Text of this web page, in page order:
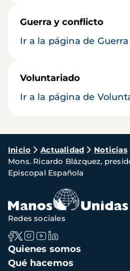
Guerra y conflicto
Ir a la página de
Voluntariado
Ir a la página de
Ruta
de
navegación
Inicio Actualidad
Noticias
Mons. Ricardo Blázquez,
Episcopal Española
Navegación
principal
Quienes somos
Qué hacemos
Redes sociales